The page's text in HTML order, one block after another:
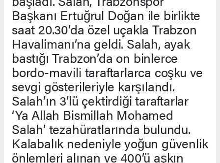
Başkanı Ertuğrul Doğan ile birlikte
saat 20.30’da özel uçakla Trabzon
Havalimanı’na geldi. Salah, ayak
bastığı Trabzon’da on binlerce
bordo-mavili taraftarlarca coşku ve
sevgi gösterileriyle karşılandı.
Salah’ın 3’lü çektirdiği taraftarlar
‘Ya Allah Bismillah Mohamed
Salah’ tezahüratlarında bulundu.
Kalabalık nedeniyle yoğun güvenlik
önlemleri alınan ve 400’ü aşkın